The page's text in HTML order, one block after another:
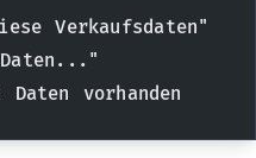
Verkaufsdaten"
vorhanden